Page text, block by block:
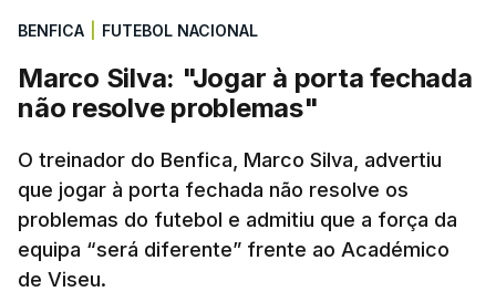
BENFICA FUTEBOL NACIONAL
Marco Silva: "Jogar à porta fechada
não resolve problemas"
O treinador do Benfica, Marco Silva, advertiu
que jogar à porta fechada não resolve os
problemas do futebol e admitiu que a força da
equipa “será diferente” frente ao Académico
de Viseu.